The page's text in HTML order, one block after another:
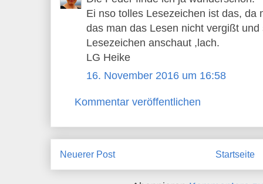
Ei nso tolles Lesezeichen ist das, da
das man das Lesen nicht vergißt
Lesezeichen anschaut ,lach.
LG Heike
16. November 2016 um 16:58
Kommentar veröffentlichen
Neuerer Post Startseite